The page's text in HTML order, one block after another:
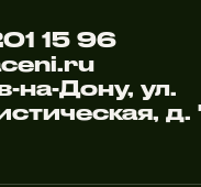
15 96
на-Дону, ул.
д.